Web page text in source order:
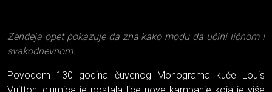
Zendeja opet pokazuje da zna kako modu da učini ličnom i
svakodnevnom.
Povodom 130 godina čuvenog Monograma kuće Louis